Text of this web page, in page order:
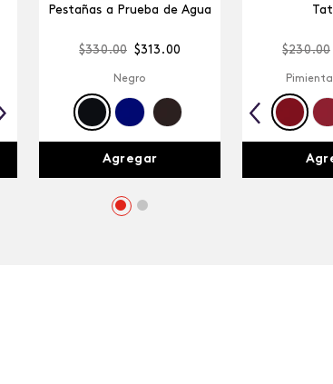
Pestañas a Prueba de Agua
$330.00 $313 .00
Negro
Agregar
$230.00